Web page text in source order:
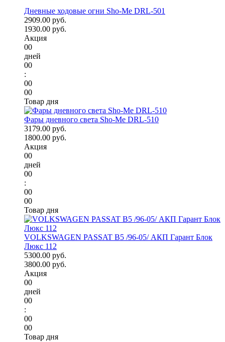
Дневные ходовые огни Sho-Me DRL-501
2909.00 руб.
1930.00 руб.
Акция
00
дней
00
:
00
00
Товар дня
Фары дневного света Sho-Me DRL-510
3179.00 руб.
1800.00 руб.
Акция
00
дней
00
:
00
00
Товар дня
VOLKSWAGEN PASSAT B5 /96-05/ АКП Гарант Блок
Люкс 112
5300.00 руб.
3800.00 руб.
Акция
00
дней
00
:
00
00
Товар дня